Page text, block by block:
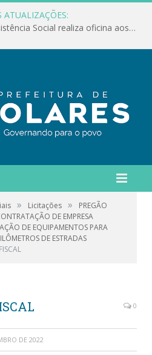
ATUALIZAÇÕES:
Conselho Municipal de Assistência Social realiza oficina aos servidores
» Licitações »
PREGÃO
DE EMPRESA
DE EQUIPAMENTOS PARA
DE ESTRADAS
0
DE 2022